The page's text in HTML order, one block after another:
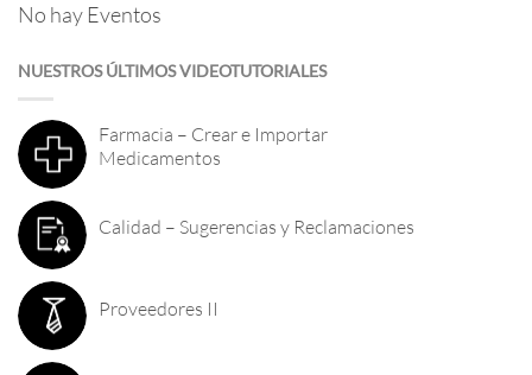
No hay Eventos
NUESTROS ÚLTIMOS VIDEOTUTORIALES
Farmacia – Crear e Importar
Medicamentos
Calidad – Sugerencias y Reclamaciones
Proveedores II